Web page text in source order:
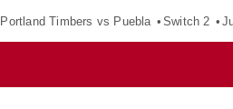
Portland Timbers vs Puebla Switch 2